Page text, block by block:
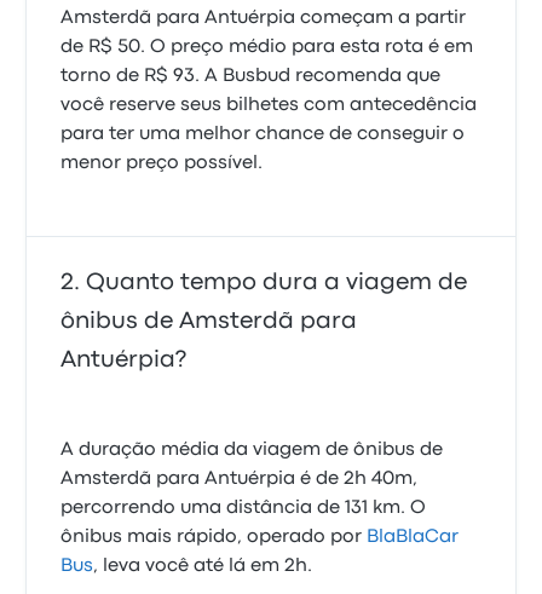
Amsterdã para Antuérpia começam a partir
de R$ 50. O preço médio para esta rota é em
torno de R$ 93. A Busbud recomenda que
você reserve seus bilhetes com antecedência
para ter uma melhor chance de conseguir o
menor preço possível.
Quanto tempo dura a viagem de
ônibus de Amsterdã para
Antuérpia?
A duração média da viagem de ônibus de
Amsterdã para Antuérpia é de 2h 40m,
percorrendo uma distância de 131 km. O
ônibus mais rápido, operado por BlaBlaCar
Bus, leva você até lá em 2h.